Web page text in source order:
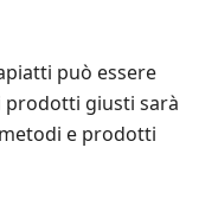
può essere
prodotti giusti sarà
e prodotti